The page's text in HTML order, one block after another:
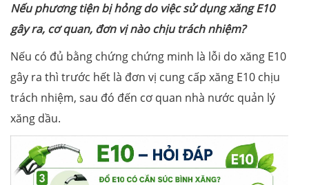
Nếu phương tiện bị hỏng do việc sử dụng xăng E10
gây ra, cơ quan, đơn vị nào chịu trách nhiệm?
Nếu có đủ bằng chứng chứng minh là lỗi do xăng E10
gây ra thì trước hết là đơn vị cung cấp xăng E10 chịu
trách nhiệm, sau đó đến cơ quan nhà nước quản lý
xăng dầu.